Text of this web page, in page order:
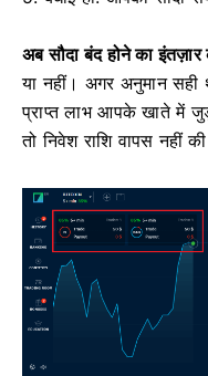
अब सौदा बंद होने का
या नहीं। अगर अनुमान सही
प्राप्त लाभ आपके खाते में
तो निवेश राशि वापस नहीं